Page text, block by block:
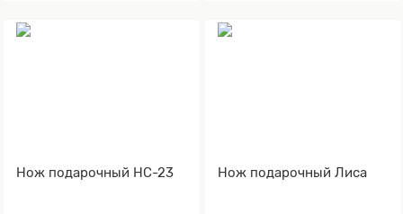
Нож подарочный НС-23 Нож подарочный Лиса